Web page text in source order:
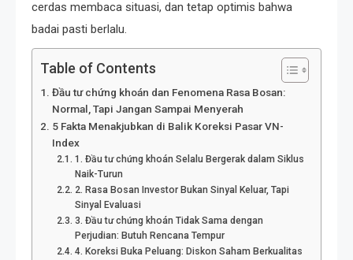
cerdas membaca situasi, dan tetap optimis bahwa
badai pasti berlalu.
Table of Contents
Đầu tư chứng khoán dan Fenomena Rasa Bosan:
Normal, Tapi Jangan Sampai Menyerah
5 Fakta Menakjubkan di Balik Koreksi Pasar VN-
Index
1. Đầu tư chứng khoán Selalu Bergerak dalam Siklus
Naik-Turun
2. Rasa Bosan Investor Bukan Sinyal Keluar, Tapi
Sinyal Evaluasi
3. Đầu tư chứng khoán Tidak Sama dengan
Perjudian: Butuh Rencana Tempur
4. Koreksi Buka Peluang: Diskon Saham Berkualitas